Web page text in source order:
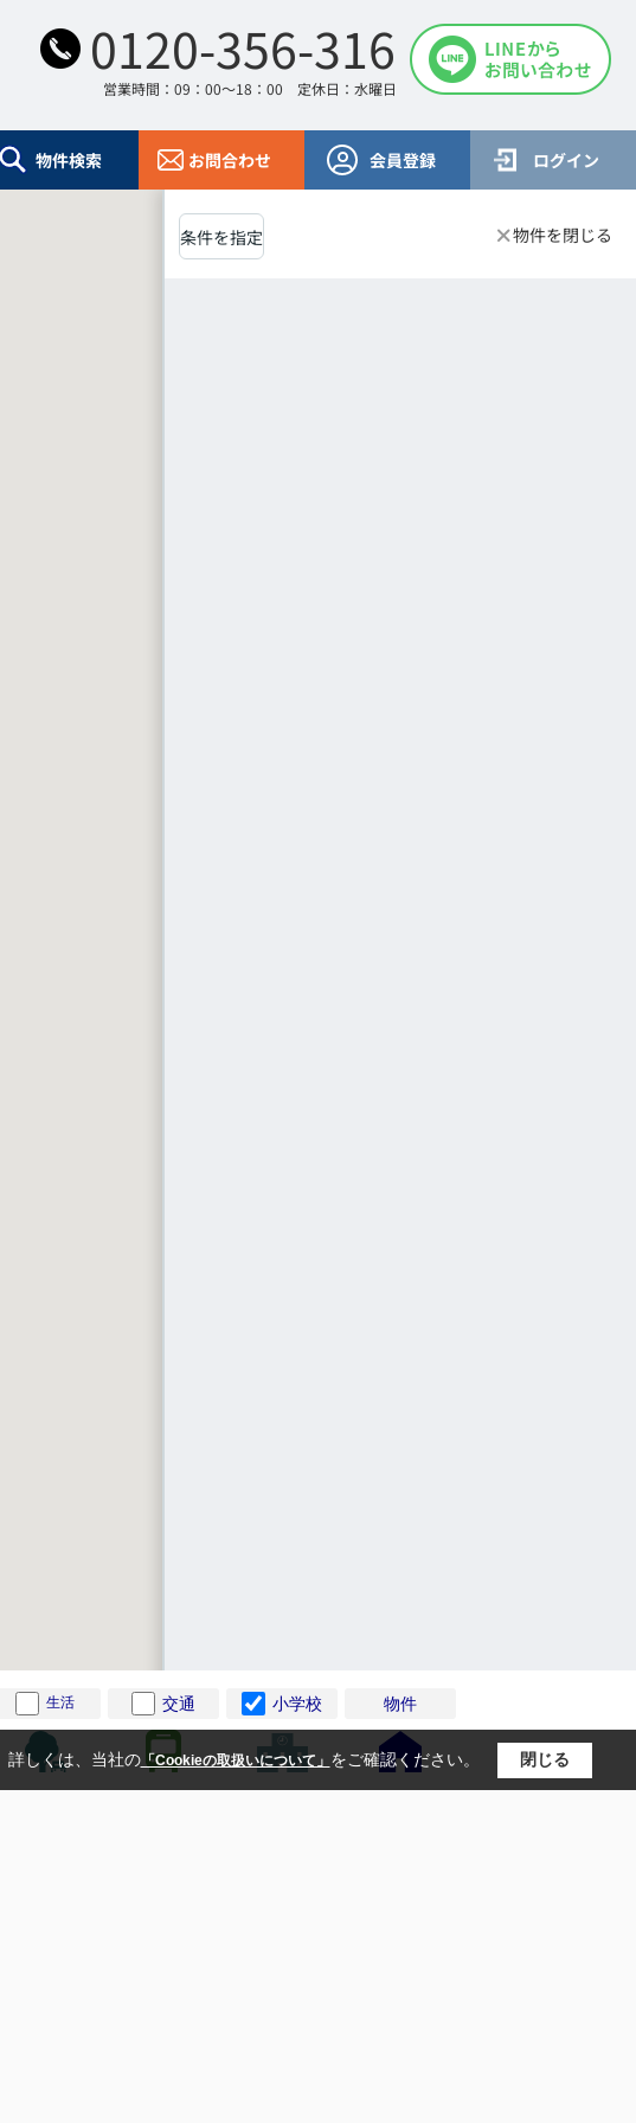
0120-356-316
営業時間：09：00～18：00 定休日：水曜日
物件検索 お問合わせ 会員登録 ログイン
条件を指定 物件を閉じる
生活 交通 小学校 物件
詳しくは、当社の「Cookieの取扱いについて」 をご確認ください。 閉じる